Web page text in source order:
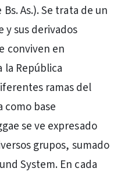
As.). Se trata de un
y sus derivados
conviven en
República
ramas del
como base
se ve expresado
grupos, sumado
System. En cada